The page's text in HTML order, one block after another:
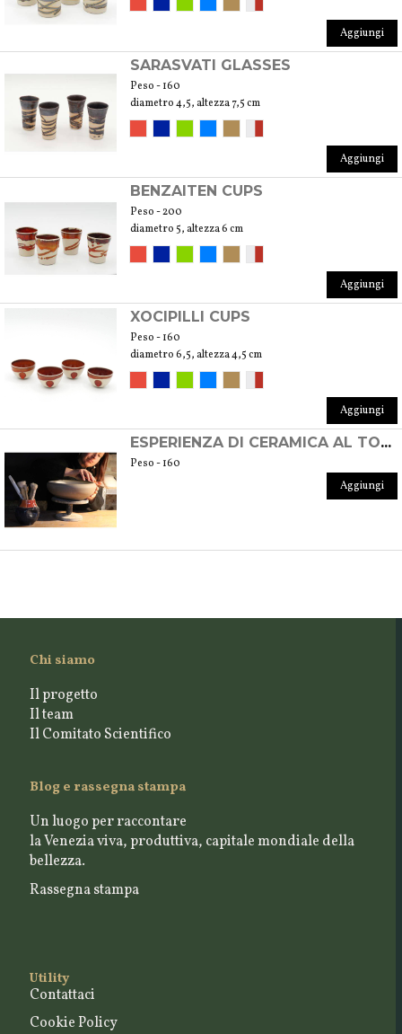
Aggiungi
SARASVATI GLASSES
Peso - 160
diametro 4,5, altezza 7,5 cm
Aggiungi
BENZAITEN CUPS
Peso - 200
diametro 5, altezza 6 cm
Aggiungi
XOCIPILLI CUPS
Peso - 160
diametro 6,5, altezza 4,5 cm
Aggiungi
ESPERIENZA DI CERAMICA AL TORNIO PRIVATA
Peso - 160
Aggiungi
Chi siamo
Il progetto
Il team
Il Comitato Scientifico
Blog e rassegna stampa
Un luogo per raccontare
la Venezia viva, produttiva, capitale mondiale della
bellezza.
Rassegna stampa
Utility
Contattaci
Cookie Policy